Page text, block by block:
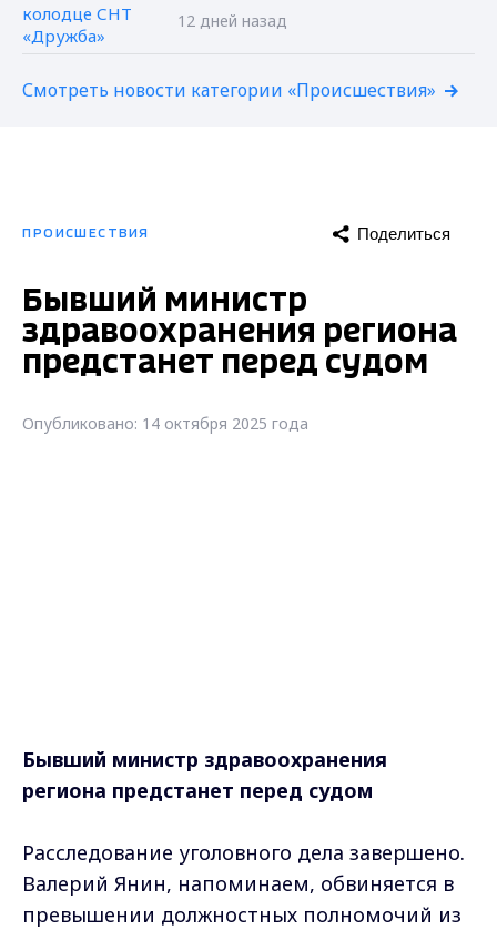
12 дней назад
Смотреть новости категории «Происшествия»
ПРОИСШЕСТВИЯ Поделиться
Бывший министр
здравоохранения региона
предстанет перед судом
Опубликовано: 14 октября 2025 года
Бывший министр здравоохранения
региона предстанет перед судом
Расследование уголовного дела завершено.
Валерий Янин, напоминаем, обвиняется в
превышении должностных полномочий из